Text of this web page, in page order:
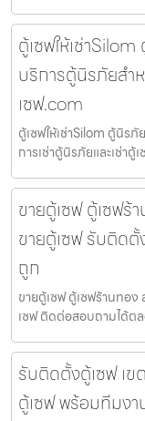
ตู้เซฟให้เช่าSilom
บริการตู้นิรภัยสำ
เซฟ.com
ตู้เซฟให้เช่าSilom ตู้นิรภั
การเช่าตู้นิรภัยและเช่า
ขายตู้เซฟ ตู้เซฟ
ขายตู้เซฟ รับติด
ถูก
ขายตู้เซฟ ตู้เซฟร้านทอ
เซฟ ติดต่อสอบถามได้ต
รับติดตั้งตู้เซฟ เข
ตู้เซฟ พร้อมทีมง